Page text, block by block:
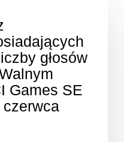
głosów
Games SE
czerwca